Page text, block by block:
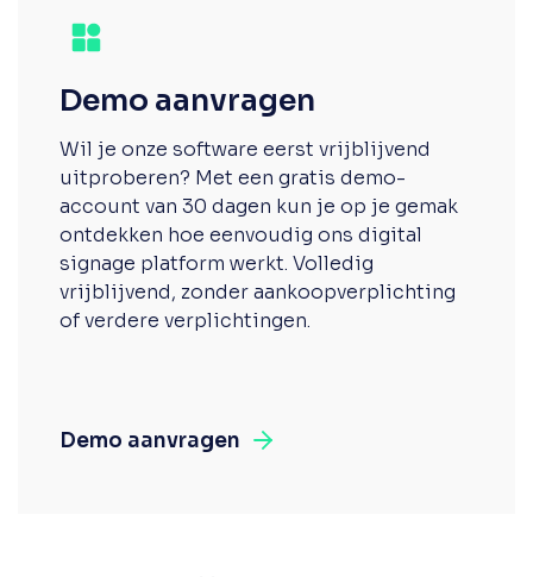
Demo aanvragen
Wil je onze software eerst vrijblijvend
uitproberen? Met een gratis demo-
account van 30 dagen kun je op je gemak
ontdekken hoe eenvoudig ons digital
signage platform werkt. Volledig
vrijblijvend, zonder aankoopverplichting
of verdere verplichtingen.
Demo aanvragen